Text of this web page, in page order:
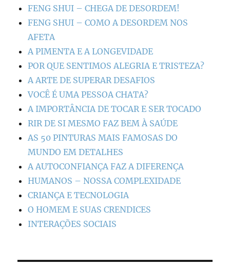
FENG SHUI – CHEGA DE DESORDEM!
FENG SHUI – COMO A DESORDEM NOS
AFETA
A PIMENTA E A LONGEVIDADE
POR QUE SENTIMOS ALEGRIA E TRISTEZA?
A ARTE DE SUPERAR DESAFIOS
VOCÊ É UMA PESSOA CHATA?
A IMPORTÂNCIA DE TOCAR E SER TOCADO
RIR DE SI MESMO FAZ BEM À SAÚDE
AS 50 PINTURAS MAIS FAMOSAS DO
MUNDO EM DETALHES
A AUTOCONFIANÇA FAZ A DIFERENÇA
HUMANOS – NOSSA COMPLEXIDADE
CRIANÇA E TECNOLOGIA
O HOMEM E SUAS CRENDICES
INTERAÇÕES SOCIAIS